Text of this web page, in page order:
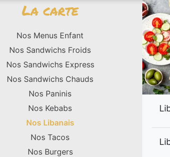
La carte
Nos Menus Enfant
Nos Sandwichs Froids
Nos Sandwichs Express
Nos Sandwichs Chauds
Nos Paninis
Nos Kebabs
Nos Libanais
Nos Tacos
Nos Burgers